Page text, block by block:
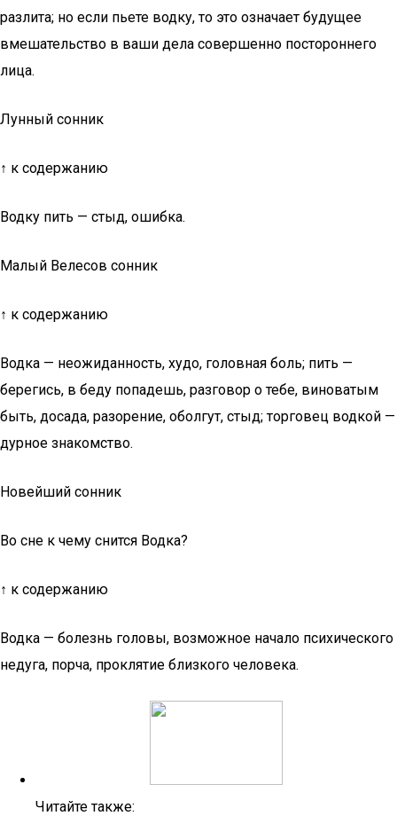
разлита; но если пьете водку, то это означает будущее
вмешательство в ваши дела совершенно постороннего
лица.
Лунный сонник
↑ к содержанию
Водку пить — стыд, ошибка.
Малый Велесов сонник
↑ к содержанию
Водка — неожиданность, худо, головная боль; пить —
берегись, в беду попадешь, разговор о тебе, виноватым
быть, досада, разорение, оболгут, стыд; торговец водкой —
дурное знакомство.
Новейший сонник
Во сне к чему снится Водка?
↑ к содержанию
Водка — болезнь головы, возможное начало психического
недуга, порча, проклятие близкого человека.
Читайте также: